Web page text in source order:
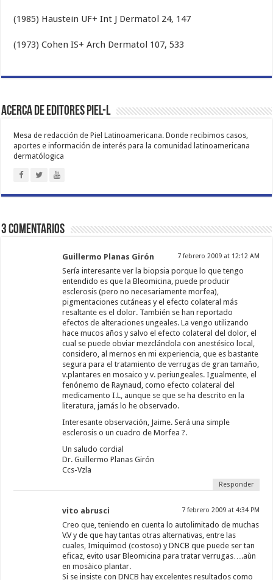
(1985) Haustein UF+ Int J Dermatol 24, 147
(1973) Cohen IS+ Arch Dermatol 107, 533
Acerca de Editores PIEL-L
Mesa de redacción de Piel Latinoamericana. Donde recibimos casos,
aportes e información de interés para la comunidad latinoamericana
dermatólogica
3 comentarios
Guillermo Planas Girón 7 febrero 2009 at 12:12 AM
Sería interesante ver la biopsia porque lo que tengo
entendido es que la Bleomicina, puede producir
esclerosis (pero no necesariamente morfea),
pigmentaciones cutáneas y el efecto colateral más
resaltante es el dolor. También se han reportado
efectos de alteraciones ungeales. La vengo utilizando
hace mucos años y salvo el efecto colateral del dolor, el
cual se puede obviar mezclándola con anestésico local,
considero, al mernos en mi experiencia, que es bastante
segura para el tratamiento de verrugas de gran tamaño,
v.plantares en mosaico y v. periungeales. Igualmente, el
fenónemo de Raynaud, como efecto colateral del
medicamento I.L, aunque se que se ha descrito en la
literatura, jamás lo he observado.
Interesante observación, Jaime. Será una simple
esclerosis o un cuadro de Morfea ?.
Un saludo cordial
Dr. Guillermo Planas Girón
Ccs-Vzla
Responder
vito abrusci 7 febrero 2009 at 4:34 PM
Creo que, teniendo en cuenta lo autolimitado de muchas
V.V y de que hay tantas otras alternativas, entre las
cuales, Imiquimod (costoso) y DNCB que puede ser tan
eficaz, evito usar Bleomicina para tratar verrugas….aùn
en mosàico plantar.
Si se insiste con DNCB hay excelentes resultados como